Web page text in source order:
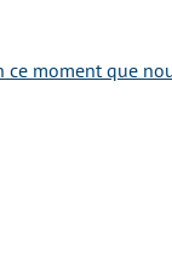
moment que